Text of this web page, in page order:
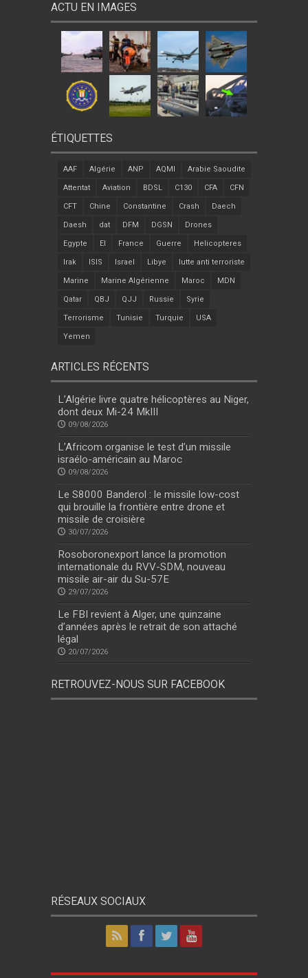
ACTU EN IMAGES
ÉTIQUETTES
AAF Algérie ANP AQMI Arabie Saoudite
Attentat Aviation BDSL C130 CFA CFN
CFT Chine Constantine Crash Daech
Daesh dat DFM DGSN Drones
Egypte EI France Guerre Helicopteres
Irak ISIS Israel Libye lutte anti terroriste
Marine Marine Algérienne Maroc MDN
Qatar QBJ QJJ Russie Syrie
Terrorisme Tunisie Turquie USA
Yemen
ARTICLES RÉCENTS
L’Algérie livre quatre hélicoptères au Niger,
dont deux Mi-24 MkIII
09/08/2026
L’Africom organise le test d’un missile
israélo-américain au Maroc
09/08/2026
Le S8000 Banderol : le missile low-cost
qui brouille la frontière entre drone et
missile de croisière
30/07/2026
Rosoboronexport lance la promotion
internationale du RVV-SDM, nouveau
missile air-air du Su-57E
29/07/2026
Le FBI revient à Alger, une quinzaine
d’années après le retrait de son attaché
légal
20/07/2026
RETROUVEZ-NOUS SUR FACEBOOK
RÉSEAUX SOCIAUX